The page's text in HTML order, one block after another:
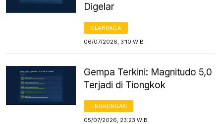
Digelar
OLAHRAGA
06/07/2026, 3:10 WIB
Gempa Terkini: Magnitudo 5,0
Terjadi di Tiongkok
LINGKUNGAN
05/07/2026, 23:23 WIB